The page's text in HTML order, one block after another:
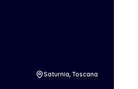
Saturnia, Toscana